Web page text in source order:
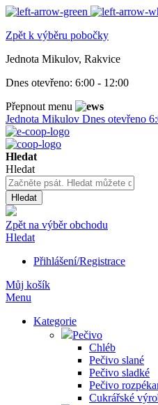
Zpět k výběru pobočky
Jednota Mikulov, Rakvice
Dnes otevřeno: 6:00 - 12:00
Přepnout menu
Jednota Mikulov Dnes otevřeno
Hledat
Hledat
Hledat
Zpět na výběr obchodu
Hledat
Přihlášení/Registrace
Můj košík
Menu
Kategorie
Pečivo
Chléb
Pečivo slané
Pečivo sladké
Pečivo
Cukrářské